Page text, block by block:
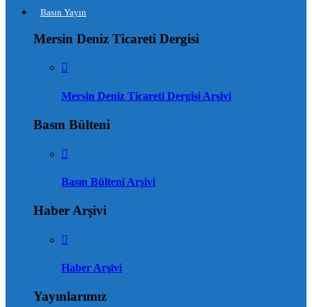
Basın Yayın
Mersin Deniz Ticareti Dergisi
Mersin Deniz Ticareti Dergisi Arşivi
Basın Bülteni
Basın Bülteni Arşivi
Haber Arşivi
Haber Arşivi
Yayınlarımız